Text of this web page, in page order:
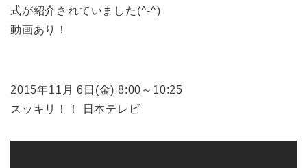
式が紹介されていました(^-^)
動画あり！
2015年11月 6日(金) 8:00～10:25
スッキリ！！ 日本テレビ